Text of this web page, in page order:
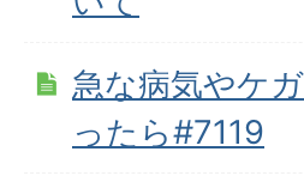
急な病気やケ
ったら#7119